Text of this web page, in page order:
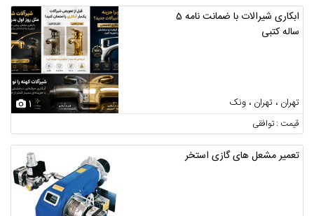
ابکاری شیرالات با ضمانت نامه 5
ساله کتبی
تهران ، تهران ، ونک 1
قیمت : توافقی
تعمیر مشعل های گازی استخر